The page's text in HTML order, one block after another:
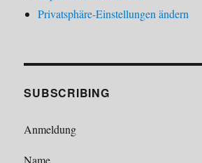
Privatsphäre-Einstellungen ändern
SUBSCRIBING
Anmeldung